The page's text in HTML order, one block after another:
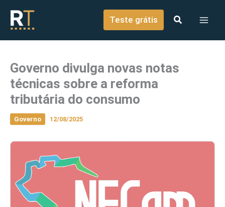
conteúdo
Teste grátis
Governo divulga novas notas
técnicas sobre a reforma
tributária do consumo
Governo 12/08/2025